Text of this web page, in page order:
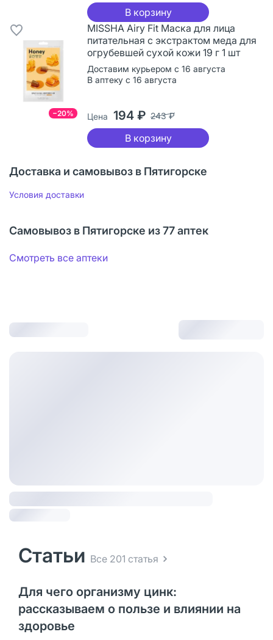
В корзину
−20%
MISSHA Airy Fit Маска для лица
питательная с экстрактом меда для
огрубевшей сухой кожи 19 г 1 шт
Доставим курьером с 16 августа
В аптеку с 16 августа
Цена 194 ₽ 243 ₽
В корзину
Доставка и самовывоз в Пятигорске
Условия доставки
Самовывоз в Пятигорске из 77 аптек
Смотреть все аптеки
Статьи Все 201 статья
Для чего организму цинк:
рассказываем о пользе и влиянии на
здоровье